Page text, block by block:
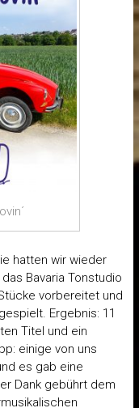
hatten wir wieder
Bavaria Tonstudio
vorbereitet und
Ergebnis: 11
Titel und ein
einige von uns
es gab eine
Dank gebührt dem